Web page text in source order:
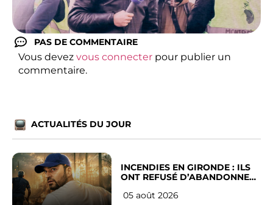
PAS DE COMMENTAIRE
Vous devez vous connecter pour publier un
commentaire.
ACTUALITÉS DU JOUR
INCENDIES EN GIRONDE : ILS
ONT REFUSÉ D’ABANDONNER
05 août 2026